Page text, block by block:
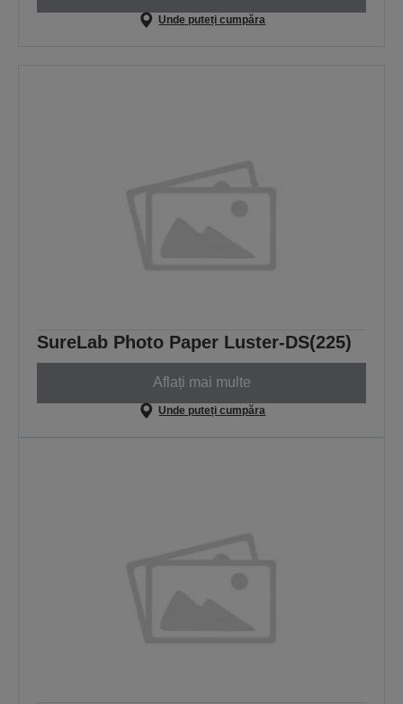
Unde puteți cumpăra
SureLab Photo Paper Luster-DS(225)
Aflați mai multe
Unde puteți cumpăra